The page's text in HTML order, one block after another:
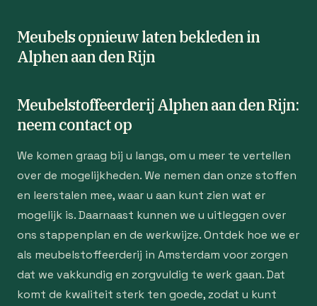
Meubels opnieuw laten bekleden in
Alphen aan den Rijn
Meubelstoffeerderij Alphen aan den Rijn:
neem contact op
We komen graag bij u langs, om u meer te vertellen
over de mogelijkheden. We nemen dan onze stoffen
en leerstalen mee, waar u aan kunt zien wat er
mogelijk is. Daarnaast kunnen we u uitleggen over
ons stappenplan en de werkwijze. Ontdek hoe we er
als meubelstoffeerderij in Amsterdam voor zorgen
dat we vakkundig en zorgvuldig te werk gaan. Dat
komt de kwaliteit sterk ten goede, zodat u kunt